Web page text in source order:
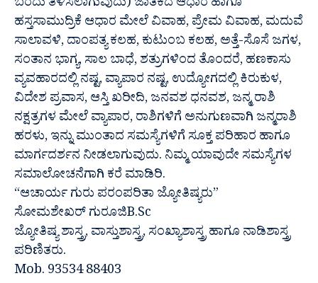
ಬರೆದು ತಿಳಿಸಲಾಗುವುದು) ಜಾತಕದ ಆಧಾರ ಹಾಗೂ
ಹಸ್ತಸಾಮುದ್ರಿಕೆ ಆಧಾರ ಮೇಲೆ ವಿವಾಹ, ಪ್ರೇಮ ವಿವಾಹ, ಮದುವೆ
ಸಾಲಾವಳಿ, ದಾಂಪತ್ಯ ಕಲಹ, ಕುಟುಂಬ ಕಲಹ, ಅತ್ತೆ-ಸೊಸೆ ಜಗಳ,
ಸಂತಾನ ಭಾಗ್ಯ, ಸಾಲ ಬಾಧೆ, ಶತ್ರುಗಳಿಂದ ತೊಂದರೆ, ಹಣಕಾಸು
ವ್ಯವಹಾರದಲ್ಲಿ ನಷ್ಟ, ವ್ಯಾಪಾರ ನಷ್ಟ, ಉದ್ಯೋಗದಲ್ಲಿ ಕಿರುಕುಳ,
ವಿದೇಶ ಪ್ರವಾಸ, ಆಸ್ತಿ ಖರೀದಿ, ಜನವಶ ಧನವಶ, ಜನ್ಮ ರಾಶಿ
ನಕ್ಷತ್ರಗಳ ಮೇಲೆ ವ್ಯಾಪಾರ, ರಾಶಿಗಳಿಗೆ ಅನುಗುಣವಾಗಿ ಜನ್ಮರಾಶಿ
ಹರಳು, ಇನ್ನು ಮುಂತಾದ ಸಮಸ್ಯೆಗಳಿಗೆ ಸೂಕ್ತ ಪರಿಹಾರ ಹಾಗೂ
ಮಾರ್ಗದರ್ಶನ ನೀಡಲಾಗುವುದು. ನಿಮ್ಮ ಯಾವುದೇ ಸಮಸ್ಯೆಗಳ
ಸಮಾಲೋಚನೆಗಾಗಿ ಕರೆ ಮಾಡಿರಿ.
“ಆಚಾರ್ಯ ಗುರು ಪರಂಪರಿತಾ ಜ್ಯೋತಿಷ್ಯರು”
ಸೋಮಶೇಖರ್ ಗುರೂಜಿB.Sc
ಜ್ಯೋತಿಷ್ಯ ಶಾಸ್ತ್ರ, ವಾಸ್ತುಶಾಸ್ತ್ರ, ಸಂಖ್ಯಾಶಾಸ್ತ್ರ ಹಾಗೂ ನಾಡಿಶಾಸ್ತ್ರ
ಪರಿಣಿತರು.
Mob. 93534 88403